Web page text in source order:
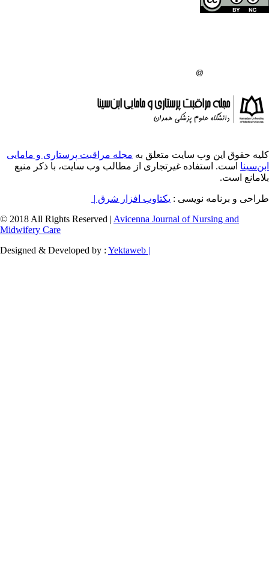
متعلق به مجله مراقبت پرستاری و مامایی
غیرتجاری از مطالب وب سایت، با ذکر منبع
:یکتاوب افزار شرق |
© 2018 All Rights Reserved |Avicenna Journal
Designed & Developed by :